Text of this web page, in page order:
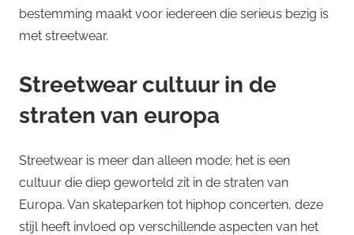
bestemming maakt voor iedereen die serieus bezig is
met streetwear.
Streetwear cultuur in de
straten van europa
Streetwear is meer dan alleen mode; het is een
cultuur die diep geworteld zit in de straten van
Europa. Van skateparken tot hiphop concerten, deze
stijl heeft invloed op verschillende aspecten van het